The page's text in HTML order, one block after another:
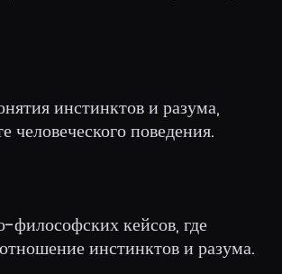
инстинктов и разума,
человеческого поведения.
философских кейсов, где
инстинктов и разума.